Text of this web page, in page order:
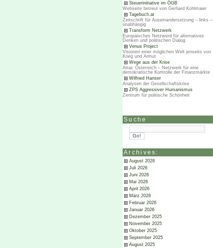
Steuerinitiative im ÖGB
Webseite betreut von Gerhard Kohlmaier
Tagebuch.at
Zeitschrift für Auseinandersetzung – links –
unabhängig
Transform Netzwerk
Europäisches Netzwerd für alternatives
Denken und politischen Dialog
Venus Project
Visionen einer möglichen Welt jenseits von
Krieg und Armut
Wege aus der Krise
Attac Österreich – Netzwerk für eine
demokratische Kontrolle der Finanzmärkte
Wilfried Hanser
Analysen der Gesellschaftskrise
ZPS Aggressiver Humanismus
Zentrum für politische Schönheit
Suche
Archives:
August 2026
Juli 2026
Juni 2026
Mai 2026
April 2026
März 2026
Februar 2026
Januar 2026
Dezember 2025
November 2025
Oktober 2025
September 2025
August 2025